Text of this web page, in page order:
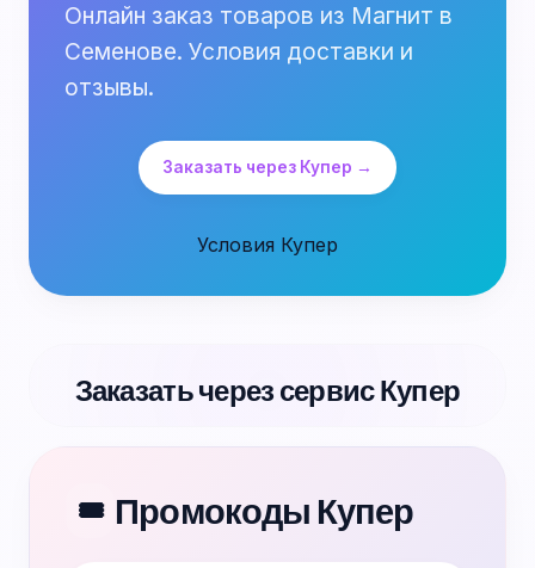
Онлайн заказ товаров из Магнит в
Семенове. Условия доставки и
отзывы.
Заказать через Купер →
Условия Купер
Заказать через сервис Купер
🎟️ Промокоды Купер